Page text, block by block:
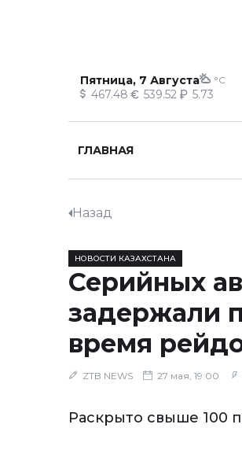
Пятница, 7 Августа °C
467.48 539.52 5.73
ГЛАВНАЯ
Назад
НОВОСТИ КАЗАХСТАНА
Серийных
задержали
время
ZTB NEWS 27 мая, 19:00
Раскрыто свыше 100